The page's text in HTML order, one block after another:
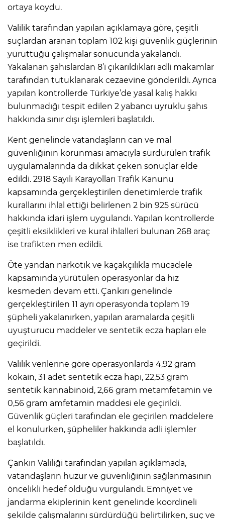
ortaya koydu.
Valilik tarafından yapılan açıklamaya göre, çeşitli
suçlardan aranan toplam 102 kişi güvenlik güçlerinin
yürüttüğü çalışmalar sonucunda yakalandı.
Yakalanan şahıslardan 8’i çıkarıldıkları adli makamlar
tarafından tutuklanarak cezaevine gönderildi. Ayrıca
yapılan kontrollerde Türkiye’de yasal kalış hakkı
bulunmadığı tespit edilen 2 yabancı uyruklu şahıs
hakkında sınır dışı işlemleri başlatıldı.
Kent genelinde vatandaşların can ve mal
güvenliğinin korunması amacıyla sürdürülen trafik
uygulamalarında da dikkat çeken sonuçlar elde
edildi. 2918 Sayılı Karayolları Trafik Kanunu
kapsamında gerçekleştirilen denetimlerde trafik
kurallarını ihlal ettiği belirlenen 2 bin 925 sürücü
hakkında idari işlem uygulandı. Yapılan kontrollerde
çeşitli eksiklikleri ve kural ihlalleri bulunan 268 araç
ise trafikten men edildi.
Öte yandan narkotik ve kaçakçılıkla mücadele
kapsamında yürütülen operasyonlar da hız
kesmeden devam etti. Çankırı genelinde
gerçekleştirilen 11 ayrı operasyonda toplam 19
şüpheli yakalanırken, yapılan aramalarda çeşitli
uyuşturucu maddeler ve sentetik ecza hapları ele
geçirildi.
Valilik verilerine göre operasyonlarda 4,92 gram
kokain, 31 adet sentetik ecza hapı, 22,53 gram
sentetik kannabinoid, 2,66 gram metamfetamin ve
0,56 gram amfetamin maddesi ele geçirildi.
Güvenlik güçleri tarafından ele geçirilen maddelere
el konulurken, şüpheliler hakkında adli işlemler
başlatıldı.
Çankırı Valiliği tarafından yapılan açıklamada,
vatandaşların huzur ve güvenliğinin sağlanmasının
öncelikli hedef olduğu vurgulandı. Emniyet ve
jandarma ekiplerinin kent genelinde koordineli
şekilde çalışmalarını sürdürdüğü belirtilirken, suç ve